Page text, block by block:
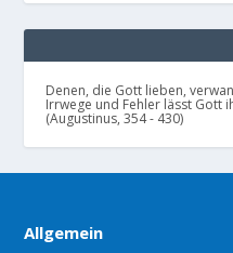
Denen, die Gott lieben,
Irrwege und Fehler lässt Gott
(Augustinus, 354 - 430)
Allgemein